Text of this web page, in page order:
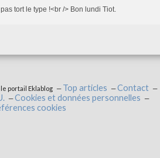
tort le type !<br /> Bon lundi Tiot.
portail Eklablog Top articles
Contact
Cookies et données personnelles
cookies